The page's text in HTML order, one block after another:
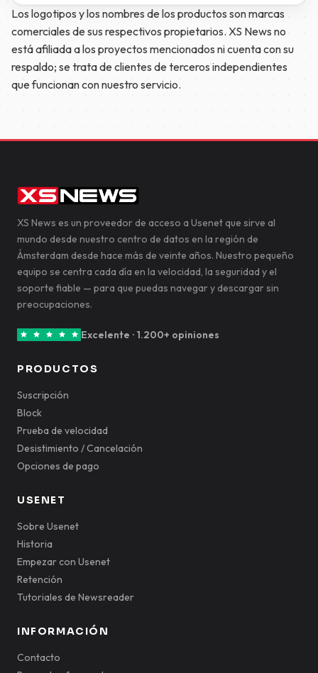
Los logotipos y los nombres de los productos son marcas
comerciales de sus respectivos propietarios. XS News no
está afiliada a los proyectos mencionados ni cuenta con su
respaldo; se trata de clientes de terceros independientes
que funcionan con nuestro servicio.
XS News es un proveedor de acceso a Usenet que sirve al
mundo desde nuestro centro de datos en la región de
Ámsterdam desde hace más de veinte años. Nuestro pequeño
equipo se centra cada día en la velocidad, la seguridad y el
soporte fiable — para que puedas navegar y descargar sin
preocupaciones.
Excelente · 1.200+ opiniones
PRODUCTOS
Suscripción
Block
Prueba de velocidad
Desistimiento / Cancelación
Opciones de pago
USENET
Sobre Usenet
Historia
Empezar con Usenet
Retención
Tutoriales de Newsreader
INFORMACIÓN
Contacto